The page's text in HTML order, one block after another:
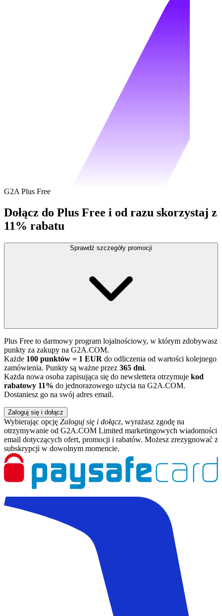
G2A Plus Free
Dołącz do Plus Free i od razu skorzystaj z
11% rabatu
Sprawdź szczegóły promocji
Plus Free to darmowy program lojalnościowy, w którym zdobywasz
punkty za zakupy na G2A.COM.
Każde 100 punktów = 1 EUR do odliczenia od wartości kolejnego
zamówienia. Punkty są ważne przez 365 dni.
Każda nowa osoba zapisująca się do newslettera otrzymuje kod
rabatowy 11% do jednorazowego użycia na G2A.COM.
Dostaniesz go na swój adres email.
Zaloguj się i dołącz
Wybierając opcję Zaloguj się i dołącz, wyrażasz zgodę na
otrzymywanie od G2A.COM Limited marketingowych wiadomości
email dotyczących ofert, promocji i rabatów. Możesz zrezygnować z
subskrypcji w dowolnym momencie.